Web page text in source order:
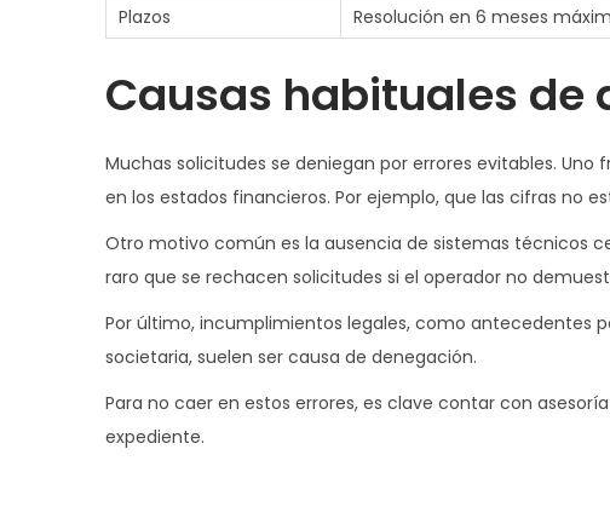
Plazos
Resolución en 6 meses
Causas habituales de
Muchas solicitudes se deniegan por errores evitables.
en los estados financieros. Por ejemplo, que las cifras no
Otro motivo común es la ausencia de sistemas técnicos
raro que se rechacen solicitudes si el operador no
Por último, incumplimientos legales, como antecedentes
societaria, suelen ser causa de denegación.
Para no caer en estos errores, es clave contar con
expediente.